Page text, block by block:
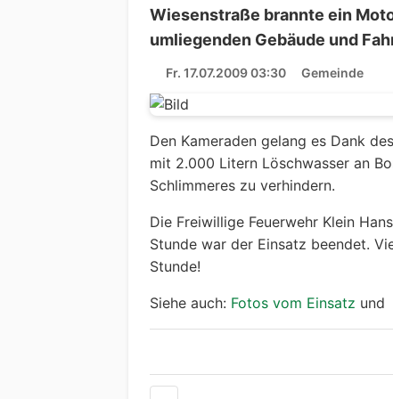
Wiesenstraße brannte ein
umliegenden Gebäude und
Fr. 17.07.2009 03:30 Gemeinde
Den Kameraden gelang es Dank
mit 2.000 Litern Löschwasser an
Schlimmeres zu verhindern.
Die Freiwillige Feuerwehr Klein
Stunde war der Einsatz beendet.
Stunde!
Siehe auch: Fotos vom Einsatz und